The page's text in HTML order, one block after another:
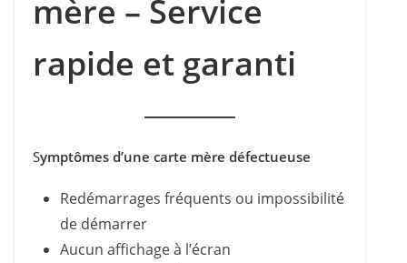
mère – Service
rapide et garanti
Symptômes d’une carte mère défectueuse
Redémarrages fréquents ou impossibilité
de démarrer
Aucun affichage à l’écran